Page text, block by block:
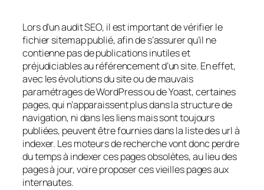
Lors d’un audit SEO, il est important de vérifier le
fichier sitemap publié, afin de s’assurer qu’il ne
contienne pas de publications inutiles et
préjudiciables au référencement d’un site. En effet,
avec les évolutions du site ou de mauvais
paramétrages de WordPress ou de Yoast, certaines
pages, qui n’apparaissent plus dans la structure de
navigation, ni dans les liens mais sont toujours
publiées, peuvent être fournies dans la liste des url à
indexer. Les moteurs de recherche vont donc perdre
du temps à indexer ces pages obsolètes, au lieu des
pages à jour, voire proposer ces vieilles pages aux
internautes.